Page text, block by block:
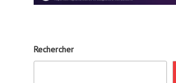
Rechercher